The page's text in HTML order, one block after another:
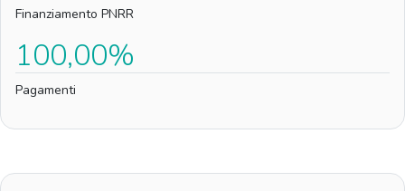
Finanziamento PNRR
100,00%
Pagamenti